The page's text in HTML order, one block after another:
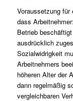
Voraussetzung
dass
Betrieb
ausdrücklich
Sozialwidrigkeit
Arbeitnehmers
höheren Alter der
dann regelmäßig
vergleichbaren